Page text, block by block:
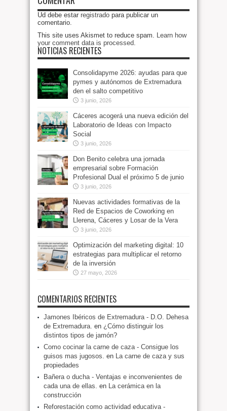
Ud debe estar registrado para publicar un
comentario.
This site uses Akismet to reduce spam. Learn how
your comment data is processed.
NOTICIAS RECIENTES
Consolidapyme 2026: ayudas para que
pymes y autónomos de Extremadura
den el salto competitivo
3 junio, 2026
Cáceres acogerá una nueva edición del
Laboratorio de Ideas con Impacto
Social
3 junio, 2026
Don Benito celebra una jornada
empresarial sobre Formación
Profesional Dual el próximo 5 de junio
3 junio, 2026
Nuevas actividades formativas de la
Red de Espacios de Coworking en
Llerena, Cáceres y Losar de la Vera
3 junio, 2026
Optimización del marketing digital: 10
estrategias para multiplicar el retorno
de la inversión
27 mayo, 2026
COMENTARIOS RECIENTES
Jamones Ibéricos de Extremadura - D.O. Dehesa
de Extremadura. en ¿Cómo distinguir los
distintos tipos de jamón?
Como cocinar la carne de caza - Consigue los
guisos mas jugosos. en La carne de caza y sus
propiedades
Bañera o ducha - Ventajas e inconvenientes de
cada una de ellas. en La cerámica en la
construcción
Reforestación como actividad educativa -